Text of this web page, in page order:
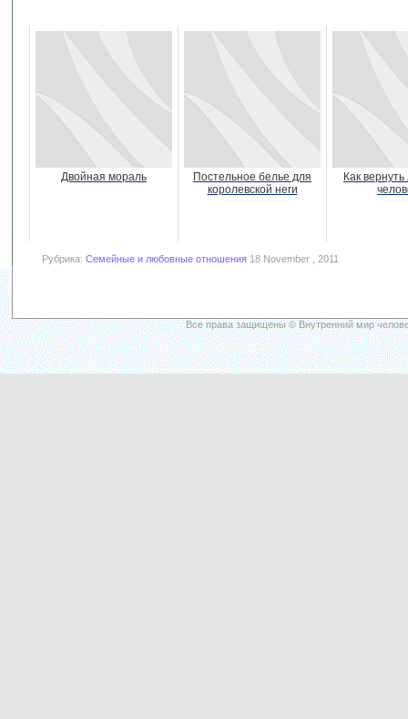
Двойная мораль
Постельное белье для
королевской неги
Как
Рубрика: Семейные и любовные отношения 18 November , 2011
Все права защищены © Внутренний мир